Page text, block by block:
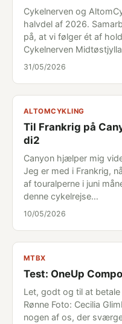
Cykelnerven og
halvdel af 2026.
på, at vi følger ét af
Cykelnerven
31/05/2026
ALTOMCYKLING
Til Frankrig på
di2
Canyon hjælper mig
Jeg er med i Frankrig,
af touralperne i juni
denne cykelrejse…
10/05/2026
MTBX
Test: OneUp
Let, godt og til at
Rønne Foto: Cecilia
nogen af os, der